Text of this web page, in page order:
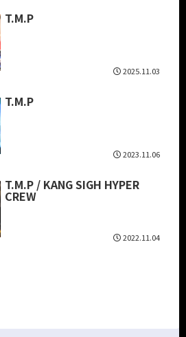
T.M.P
2025.11.03
T.M.P
2023.11.06
T.M.P / KANG SIGH HYPER
CREW
2022.11.04